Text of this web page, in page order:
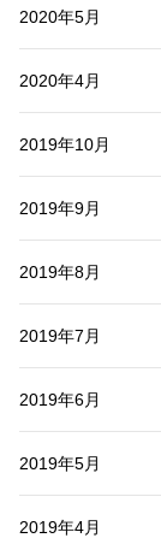
2020年5月
2020年4月
2019年10月
2019年9月
2019年8月
2019年7月
2019年6月
2019年5月
2019年4月